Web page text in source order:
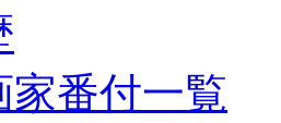
家番付一覧